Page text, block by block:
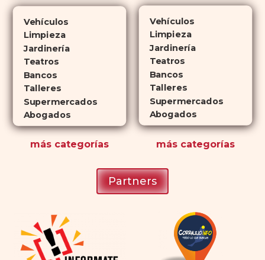
veces más tiempo que Viagra, lo
atractiva para quienes no desean
planificar sus actividades
románticas con antelación.
Vehículos
Limpieza
Jardinería
Teatros
Bancos
Talleres
Supermercados
Abogados
más categorías
Vehículos
Limpieza
Jardinería
Teatros
Bancos
Talleres
Supermercados
Abogados
máscategorías
Partners